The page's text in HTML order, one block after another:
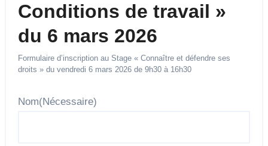
Conditions de travail »
du 6 mars 2026
Formulaire d’inscription au Stage « Connaître et défendre ses
droits » du vendredi 6 mars 2026 de 9h30 à 16h30
Nom(Nécessaire)